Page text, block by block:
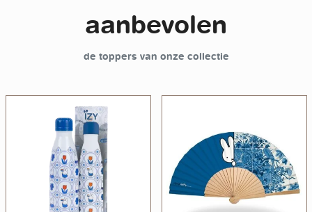
aanbevolen
de toppers van onze collectie